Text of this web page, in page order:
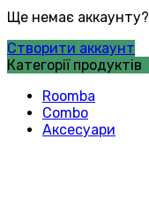
Ще немає аккаунту?
Створити аккаунт
Категорії продуктів
Roomba
Combo
Аксесуари